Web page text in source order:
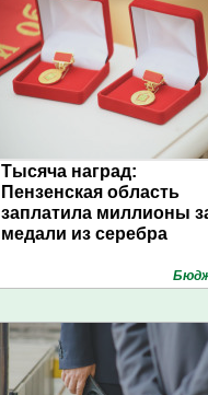
Тысяча наград:
Пензенская область
заплатила миллионы
медали из серебра